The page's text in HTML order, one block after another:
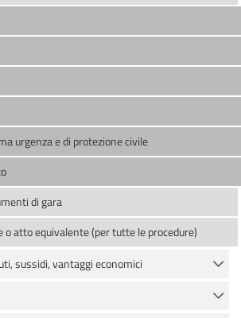
urgenza e di protezione civile
di gara
o atto equivalente (per tutte le procedure)
sussidi, vantaggi economici